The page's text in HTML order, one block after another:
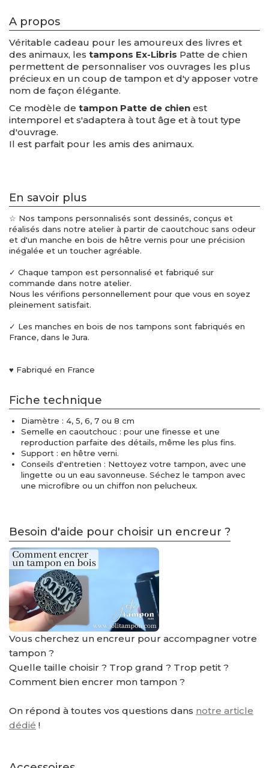
A propos
Véritable cadeau pour les amoureux des livres et
des animaux, les tampons Ex-Libris Patte de chien
permettent de personnaliser vos ouvrages les plus
précieux en un coup de tampon et d'y apposer votre
nom de façon élégante.
Ce modèle de tampon Patte de chien est
intemporel et s'adaptera à tout âge et à tout type
d'ouvrage.
Il est parfait pour les amis des animaux.
En savoir plus
☆ Nos tampons personnalisés sont dessinés, conçus et
réalisés dans notre atelier à partir de caoutchouc sans odeur
et d'un manche en bois de hêtre vernis pour une précision
inégalée et un toucher agréable.
✓ Chaque tampon est personnalisé et fabriqué sur
commande dans notre atelier.
Nous les vérifions personnellement pour que vous en soyez
pleinement satisfait.
✓ Les manches en bois de nos tampons sont fabriqués en
France, dans le Jura.
♥ Fabriqué en France
Fiche technique
Diamètre : 4, 5, 6, 7 ou 8 cm
Semelle en caoutchouc : pour une finesse et une
reproduction parfaite des détails, même les plus fins.
Support : en hêtre verni.
Conseils d'entretien : Nettoyez votre tampon, avec une
lingette ou un eau savonneuse. Séchez le tampon avec
une microfibre ou un chiffon non pelucheux.
Besoin d'aide pour choisir un encreur ?
Vous cherchez un encreur pour accompagner votre
tampon ?
Quelle taille choisir ? Trop grand ? Trop petit ?
Comment bien encrer mon tampon ?
On répond à toutes vos questions dans notre article
dédié !